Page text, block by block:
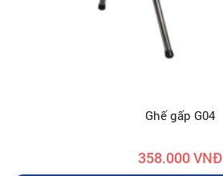
Ghế gấp G04
358.000 VNĐ